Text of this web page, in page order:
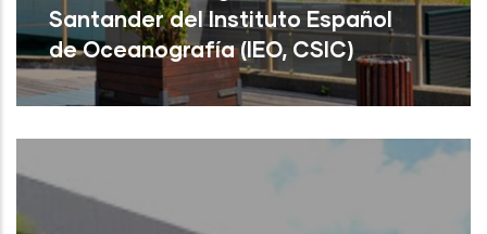
Santander del Instituto Español
de Oceanografía (IEO, CSIC)
Centro Oceanográfico de Santander del
Instituto Español de Oceanografía (IEO,